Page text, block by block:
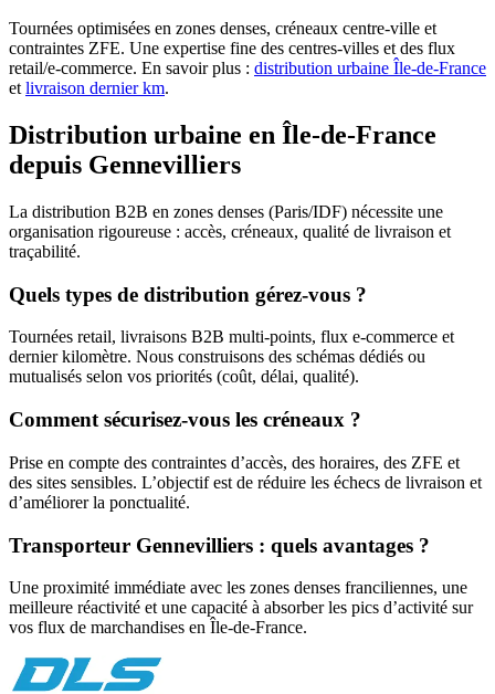
Tournées optimisées en zones denses, créneaux centre-ville et
contraintes ZFE. Une expertise fine des centres-villes et des flux
retail/e-commerce. En savoir plus : distribution urbaine Île-de-France
et livraison dernier km.
Distribution urbaine en Île-de-France
depuis Gennevilliers
La distribution B2B en zones denses (Paris/IDF) nécessite une
organisation rigoureuse : accès, créneaux, qualité de livraison et
traçabilité.
Quels types de distribution gérez-vous ?
Tournées retail, livraisons B2B multi-points, flux e-commerce et
dernier kilomètre. Nous construisons des schémas dédiés ou
mutualisés selon vos priorités (coût, délai, qualité).
Comment sécurisez-vous les créneaux ?
Prise en compte des contraintes d’accès, des horaires, des ZFE et
des sites sensibles. L’objectif est de réduire les échecs de livraison et
d’améliorer la ponctualité.
Transporteur Gennevilliers : quels avantages ?
Une proximité immédiate avec les zones denses franciliennes, une
meilleure réactivité et une capacité à absorber les pics d’activité sur
vos flux de marchandises en Île-de-France.